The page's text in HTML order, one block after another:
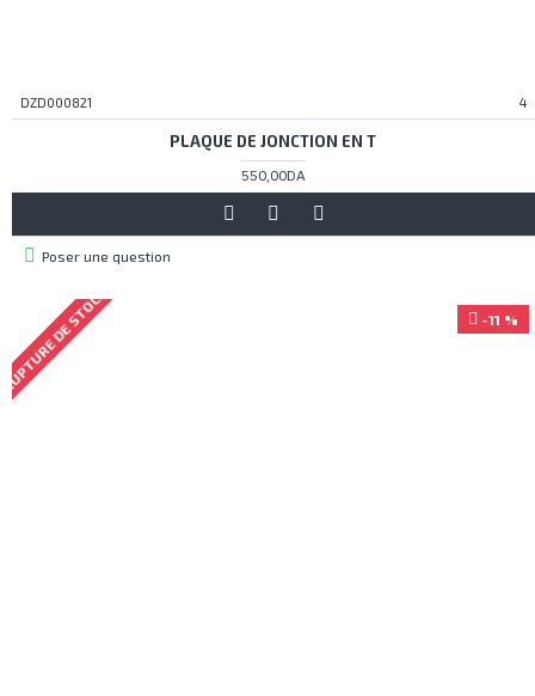
DZD000821 4
PLAQUE DE JONCTION EN T
550,00DA
Poser une question
-11 %
DE STOCK